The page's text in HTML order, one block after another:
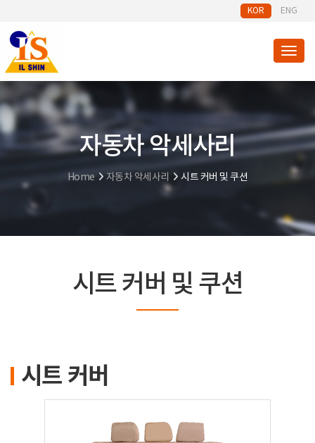
KOR ENG
자동차 악세사리
Home 자동차 악세사리 시트 커버 및 쿠션
시트 커버 및 쿠션
시트 커버